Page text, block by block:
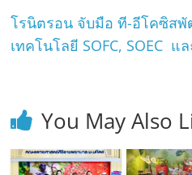
โรนิตรอน จับมือ ที-อีโคซิส
เทคโนโลยี SOFC, SOEC แล
You May Also